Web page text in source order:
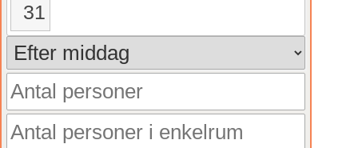
31